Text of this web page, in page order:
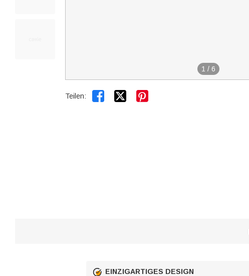
1 / 6
Teilen:  
EINZIGARTIGES DESIGN